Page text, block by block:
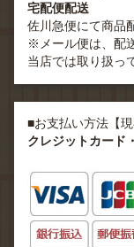
宅配便配送
佐川急便にて商品
※メール便は、配
当店では取り扱っ
■お支払い方法【
クレジットカード